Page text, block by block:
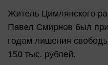
Житель Цимлянского
Павел Смирнов был
годам лишения
150 тыс. рублей.